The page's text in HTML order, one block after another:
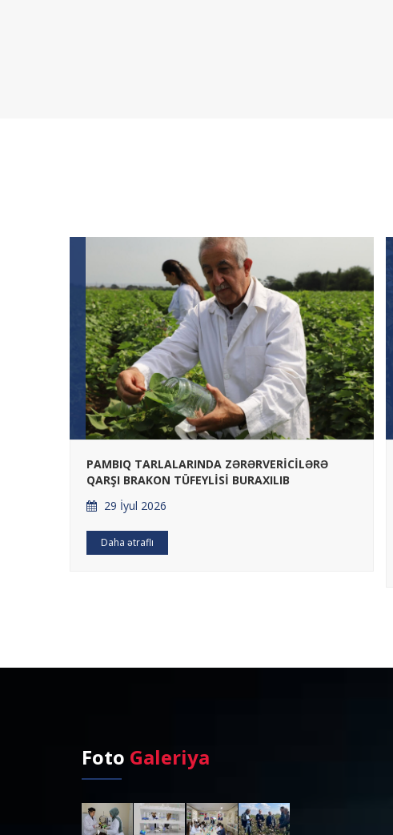
PAMBIQ TARLALARINDA ZƏRƏRVERİCİLƏRƏ
QARŞI BRAKON TÜFEYLİSİ BURAXILIB
29 İyul 2026
Daha ətraflı
Foto Galeriya